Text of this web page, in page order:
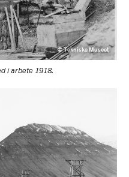
© Tekniska Museet
i arbete 1918.